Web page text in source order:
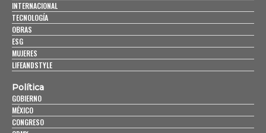
INTERNACIONAL
TECNOLOGÍA
OBRAS
ESG
MUJERES
LIFEANDSTYLE
Política
GOBIERNO
MÉXICO
CONGRESO